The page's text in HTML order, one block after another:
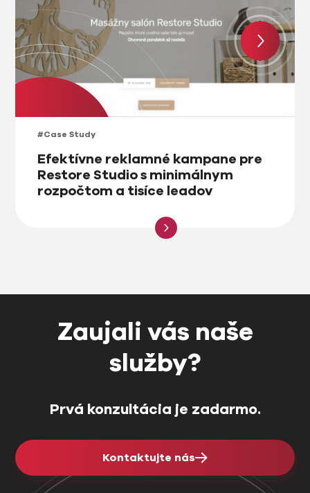
#Case Study
Efektívne reklamné kampane pre
Restore Studio s minimálnym
rozpočtom a tisíce leadov
Zaujali vás naše
služby?
Prvá konzultácia je zadarmo.
Kontaktujte nás